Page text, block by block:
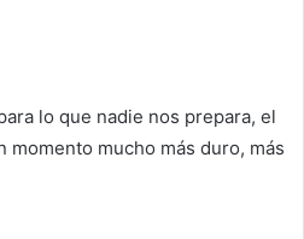
lo que nadie nos prepara, el
momento mucho más duro, más